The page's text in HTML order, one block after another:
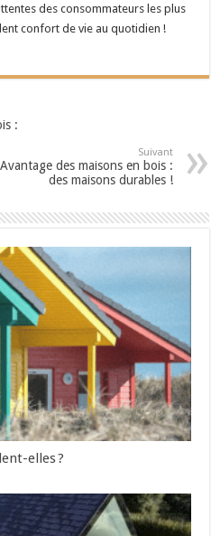
des consommateurs les plus
confort de vie au quotidien !
:
Suivant
Avantage des maisons en bois :
des maisons durables !
elles ?